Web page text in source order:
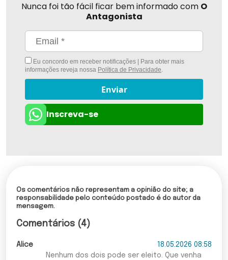
Nunca foi tão fácil ficar bem informado com O
Antagonista
Eu concordo em receber notificações | Para obter mais
informações reveja nossa Política de Privacidade.
Enviar
Inscreva-se
Os comentários não representam a opinião do site; a
responsabilidade pelo conteúdo postado é do autor da
mensagem.
Comentários (4)
Alice
18.05.2026 08:58
Nenhum dos dois pode ser eleito. Que venha